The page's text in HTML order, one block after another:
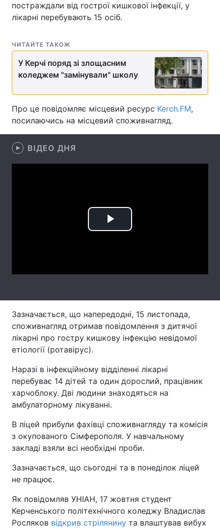
Україна
Техно і зв'язок Лайт
Здоров'я Туризм
Цікавинки
Екологія Регіони
Послуги
Тема оформлення
постраждали від гострої кишкової інфекції, у
лікарні перебувають 15 осіб.
ЧИТАЙТЕ ТАКОЖ
У Керчі поряд зі злощасним
коледжем "замінували" школу
Про це повідомляє місцевий ресурс Kerch.FM,
посилаючись на місцевий споживнагляд.
ВІДЕО ДНЯ
Play
Зазначається, що напередодні, 15 листопада,
споживнагляд отримав повідомлення з дитячої
лікарні про гостру кишкову інфекцію невідомої
етіології (ротавірус).
Наразі в інфекційному відділенні лікарні
перебуває 14 дітей та один дорослий, працівник
харчоблоку. Дві людини знаходяться на
амбулаторному лікуванні.
В ліцей прибули фахівці споживнагляду та комісія
з окупованого Сімферополя. У навчальному
закладі взяли всі необхідні проби.
Зазначається, що сьогодні та в понеділок ліцей
не працює.
Як повідомляв УНІАН, 17 жовтня студент
Керченського політехнічного коледжу Владислав
Росляков відкрив стрілянину та влаштував вибух